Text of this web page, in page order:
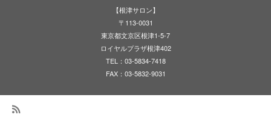
【根津サロン】
〒113-0031
東京都文京区根津1-5-7
ロイヤルプラザ根津402
TEL：03-5834-7418
FAX：03-5832-9031